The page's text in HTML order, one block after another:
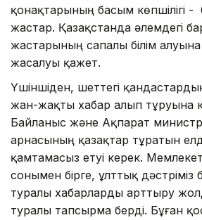
қонақтарының басым көпшілігі
жастар. Қазақстанда әлемдегі
жастарының сапалы білім алуына
жасалуы қажет.
Үшіншіден, шеттегі
жан-жақты хабар алып тұруына
Байланыс және Ақпарат
арнасының қазақтар тұратын
қамтамасыз етуі керек.
сонымен бірге, ұлттық
туралы хабарларды арттыру
туралы тапсырма берді. Бұған